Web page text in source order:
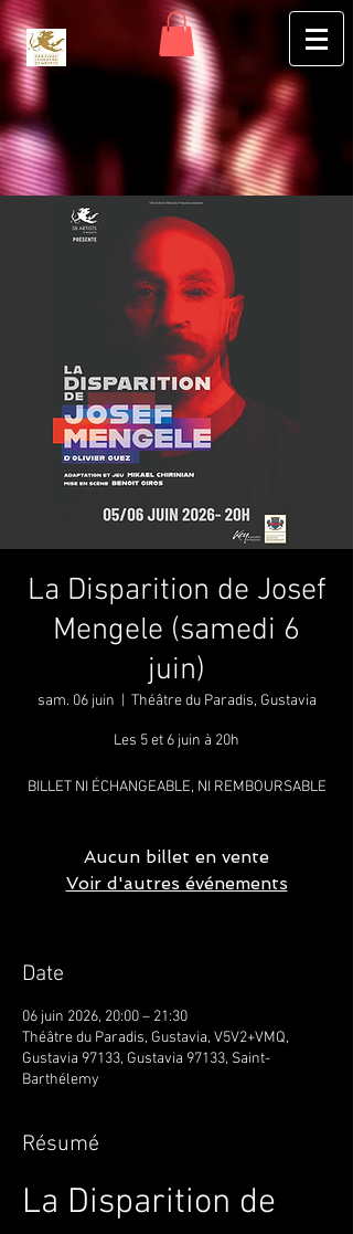
La Disparition de Josef
Mengele (samedi 6
juin)
sam. 06 juin Théâtre du Paradis, Gustavia
Les 5 et 6 juin à 20h
BILLET NI ÉCHANGEABLE, NI REMBOURSABLE
Aucun billet en vente
Voir d'autres événements
Date
06 juin 2026, 20:00 – 21:30
Théâtre du Paradis, Gustavia, V5V2+VMQ,
Gustavia 97133, Gustavia 97133, Saint-
Barthélemy
Résumé
La Disparition de